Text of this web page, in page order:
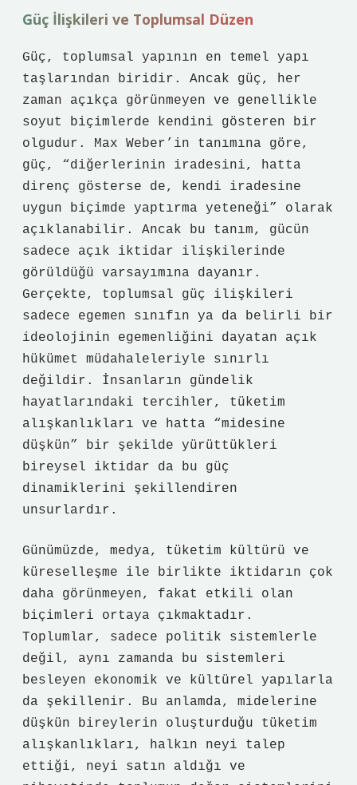
Güç İlişkileri ve Toplumsal Düzen
Güç, toplumsal yapının en temel yapı
taşlarından biridir. Ancak güç, her
zaman açıkça görünmeyen ve genellikle
soyut biçimlerde kendini gösteren bir
olgudur. Max Weber’in tanımına göre,
güç, “diğerlerinin iradesini, hatta
direnç gösterse de, kendi iradesine
uygun biçimde yaptırma yeteneği” olarak
açıklanabilir. Ancak bu tanım, gücün
sadece açık iktidar ilişkilerinde
görüldüğü varsayımına dayanır.
Gerçekte, toplumsal güç ilişkileri
sadece egemen sınıfın ya da belirli bir
ideolojinin egemenliğini dayatan açık
hükümet müdahaleleriyle sınırlı
değildir. İnsanların gündelik
hayatlarındaki tercihler, tüketim
alışkanlıkları ve hatta “midesine
düşkün” bir şekilde yürüttükleri
bireysel iktidar da bu güç
dinamiklerini şekillendiren
unsurlardır.
Günümüzde, medya, tüketim kültürü ve
küreselleşme ile birlikte iktidarın çok
daha görünmeyen, fakat etkili olan
biçimleri ortaya çıkmaktadır.
Toplumlar, sadece politik sistemlerle
değil, aynı zamanda bu sistemleri
besleyen ekonomik ve kültürel yapılarla
da şekillenir. Bu anlamda, midelerine
düşkün bireylerin oluşturduğu tüketim
alışkanlıkları, halkın neyi talep
ettiği, neyi satın aldığı ve